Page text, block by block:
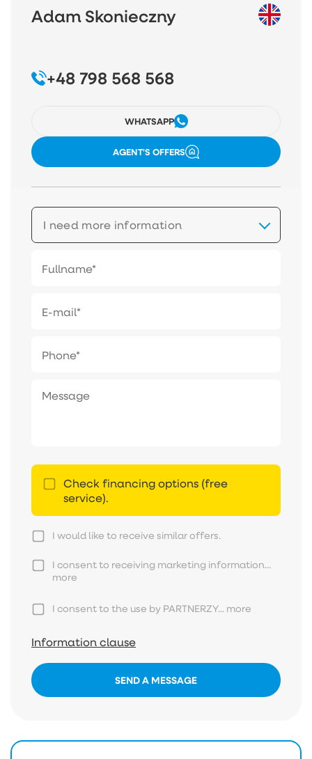
Adam Skonieczny
+48 798 568 568
WHATSAPP
AGENT'S OFFERS
I need more information
Check financing options (free
service).
I would like to receive similar offers.
I consent to receiving marketing information...
more
I consent to the use by PARTNERZY... more
Information clause
SEND A MESSAGE